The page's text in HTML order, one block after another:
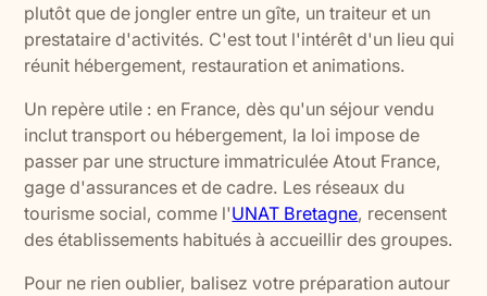
plutôt que de jongler entre un gîte, un traiteur et un
prestataire d'activités. C'est tout l'intérêt d'un lieu qui
réunit hébergement, restauration et animations.
Un repère utile : en France, dès qu'un séjour vendu
inclut transport ou hébergement, la loi impose de
passer par une structure immatriculée Atout France,
gage d'assurances et de cadre. Les réseaux du
tourisme social, comme l'UNAT Bretagne, recensent
des établissements habitués à accueillir des groupes.
Pour ne rien oublier, balisez votre préparation autour